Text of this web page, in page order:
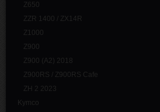
Z650
ZZR 1400 / ZX14R
Z1000
Z900
Z900 (A2) 2018
Z900RS / Z900RS Cafe
ZH 2 2023
Kymco